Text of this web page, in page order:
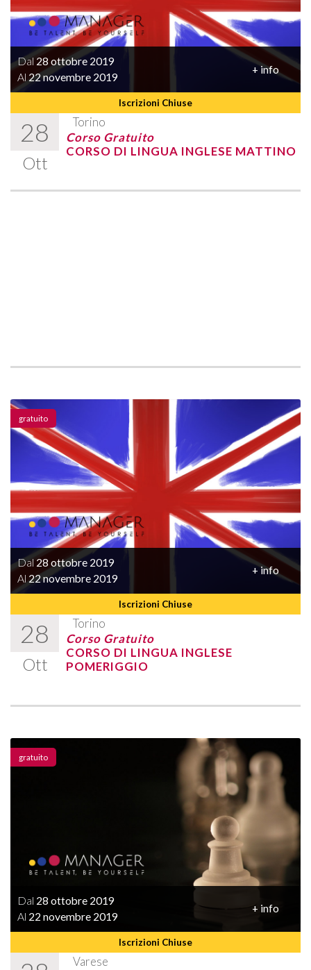
Iscrizioni Chiuse
Dal 28 ottobre 2019
Al22 novembre 2019
+ info
28
Ott
Torino
Corso Gratuito
CORSO DI LINGUA INGLESE MATTINO
Iscrizioni Chiuse
Dal 28 ottobre 2019
Al 22 novembre 2019
+ info
28
Ott
Torino
gratuito
Corso Gratuito
CORSO DI LINGUA INGLESE
POMERIGGIO
Iscrizioni Chiuse
Dal 28 ottobre 2019
Al 22 novembre 2019
+ info
Varese
gratuito